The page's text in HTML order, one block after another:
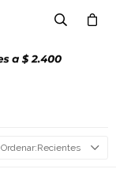
Recientes